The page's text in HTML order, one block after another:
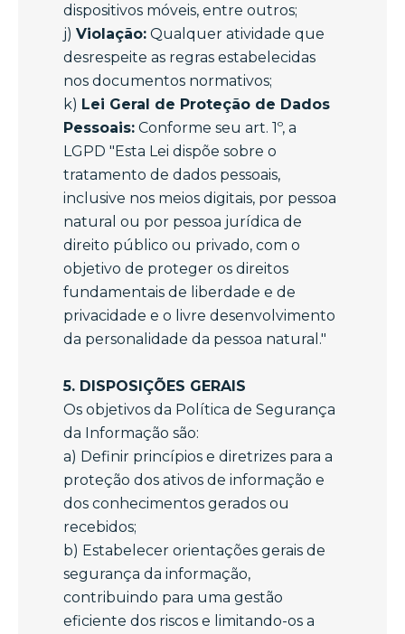
dispositivos móveis, entre outros;
j) Violação: Qualquer atividade que
desrespeite as regras estabelecidas
nos documentos normativos;
k) Lei Geral de Proteção de Dados
Pessoais: Conforme seu art. 1º, a
LGPD "Esta Lei dispõe sobre o
tratamento de dados pessoais,
inclusive nos meios digitais, por pessoa
natural ou por pessoa jurídica de
direito público ou privado, com o
objetivo de proteger os direitos
fundamentais de liberdade e de
privacidade e o livre desenvolvimento
da personalidade da pessoa natural."
5. DISPOSIÇÕES GERAIS
Os objetivos da Política de Segurança
da Informação são:
a) Definir princípios e diretrizes para a
proteção dos ativos de informação e
dos conhecimentos gerados ou
recebidos;
b) Estabelecer orientações gerais de
segurança da informação,
contribuindo para uma gestão
eficiente dos riscos e limitando-os a